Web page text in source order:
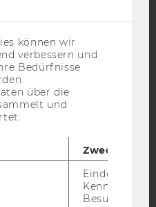
InstagramBlog
NewsletterBluesky
WEBSEITE
können wir
verbessern und
Bedürfnisse
über die
und
Zweck
Eindeutige
Besuchers